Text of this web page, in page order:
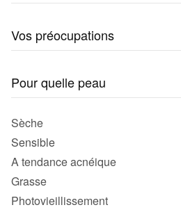
Vos préocupations
Pour quelle peau
Sèche
Sensible
A tendance acnéique
Grasse
Photovieillissement